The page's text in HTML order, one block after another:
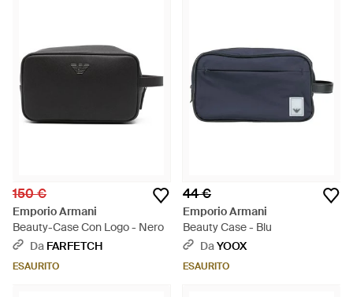
150 €
Emporio Armani
Beauty-Case Con Logo - Nero
Da FARFETCH
ESAURITO
44 €
Emporio Armani
Beauty Case - Blu
DaYOOX
ESAURITO